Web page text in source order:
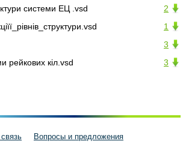
2
системи ЕЦ .vsd
1
3
3
рейкових кіл.vsd
Вопросы и предложения